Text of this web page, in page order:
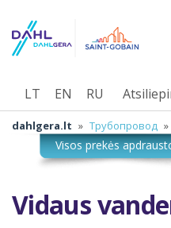
LT EN RU
dahlgera.lt » Трубопровод »
Vidaus